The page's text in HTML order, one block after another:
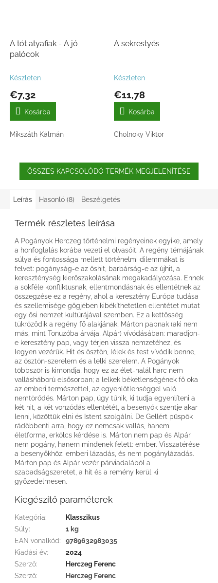
A tót atyafiak - A jó
palócok
Készleten
€7,32
Kosárba
Mikszáth Kálmán
A sekrestyés
Készleten
€11,78
Kosárba
Cholnoky Viktor
ÖSSZES KAPCSOLÓDÓ TERMÉK MEGJELENÍTÉSE
Leírás Hasonló (8) Beszélgetés
Termék részletes leírása
A Pogányok Herczeg történelmi regényeinek egyike, amely
a honfoglalás korába vezeti el olvasóit. A regény témájának
súlya és fontossága mellett történelmi dilemmákat is
felvet: pogányság-e az őshit, barbárság-e az újhit, a
kereszténység kierőszakolásának megakadályozása. Ennek
a sokféle konfliktusnak, ellentmondásnak és ellentétnek az
összegzése ez a regény, ahol a keresztény Európa tudása
és szellemisége gőgjében kibékíthetetlen ellentétet mutat
egy ősi nemzet kultúrájával szemben. Ez a kettősség
tükröződik a regény fő alakjának, Márton papnak (aki nem
más, mint Tonuzóba árvája, Alpár) vívódásában: maradjon-
e keresztény pap, vagy térjen vissza nemzetéhez, és
legyen vezérük. Hit és ösztön, lélek és test vívódik benne,
az ösztön-szerelem és a lelki szerelem. A Pogányok
többször is kimondja, hogy ez az élet-halál harc nem
vallásháború elsősorban; a lelkek békétlenségének fő oka
az emberi természettel, az egyenlőtlenséggel való
nemtörődés. Márton pap, úgy tűnik, ki tudja egyenlíteni a
két hit, a két vonzódás ellentétét, a besenyők szentje akar
lenni, közöttük élni és Istent szolgálni. De Gellért püspök
rádöbbenti arra, hogy ez nemcsak vallás, hanem
életforma, erkölcs kérdése is. Márton nem pap és Alpár
nem pogány, hanem mindenek felett: ember. Visszatérése
a besenyőkhöz: emberi lázadás, és nem pogánylázadás.
Márton pap és Alpár vezér párviadalából a
szabadságszeretet, a hit és a remény kerül ki
győzedelmesen.
Kiegészítő paraméterek
Kategória:
Klasszikus
Súly:
1 kg
EAN vonalkód:
9789632983035
Kiadási év:
2024
Szerző:
Herczeg Ferenc
Szerző:
Herczeg Ferenc